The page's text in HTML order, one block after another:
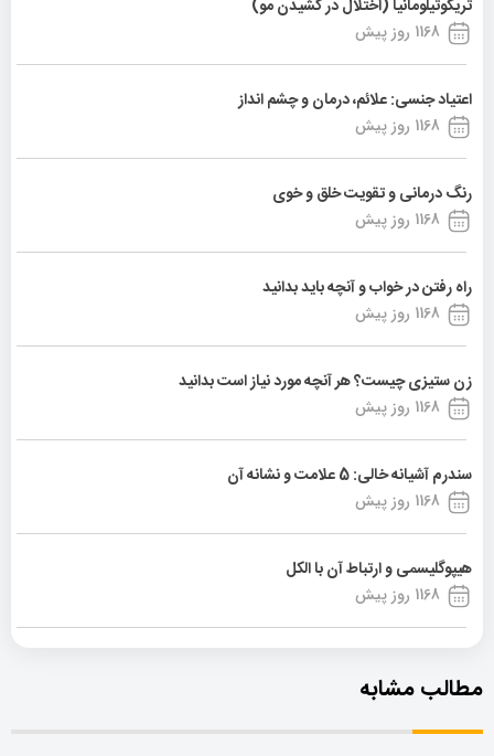
تریکوتیلومانیا (اختلال در کشیدن مو)
1168 روز پیش
اعتیاد جنسی: علائم، درمان و چشم انداز
1168 روز پیش
رنگ درمانی و تقویت خلق و خوی
1168 روز پیش
راه رفتن در خواب و آنچه باید بدانید
1168 روز پیش
زن ستیزی چیست؟ هر آنچه مورد نیاز است بدانید
1168 روز پیش
سندرم آشیانه خالی: 5 علامت و نشانه آن
1168 روز پیش
هیپوگلیسمی و ارتباط آن با الکل
1168 روز پیش
مطالب مشابه